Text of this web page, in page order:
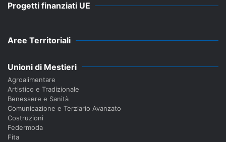
Progetti finanziati UE
Aree Territoriali
Unioni di Mestieri
Agroalimentare
Artistico e Tradizionale
Benessere e Sanità
Comunicazione e Terziario Avanzato
Costruzioni
Federmoda
Fita